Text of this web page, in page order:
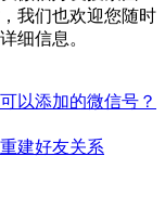
我们也欢迎您随时
细信息。
以添加的微信号？
建好友关系